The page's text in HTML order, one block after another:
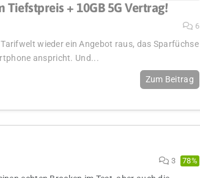
Tiefstpreis + 10GB 5G Vertrag!
6
wieder ein Angebot raus, das Sparfüchse
anspricht. Und...
Zum Beitrag
3 78%